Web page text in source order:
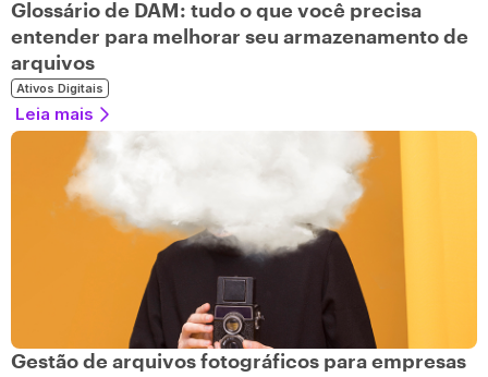
Glossário de DAM: tudo o que você precisa
entender para melhorar seu armazenamento de
arquivos
Ativos Digitais
Leia mais
Gestão de arquivos fotográficos para empresas